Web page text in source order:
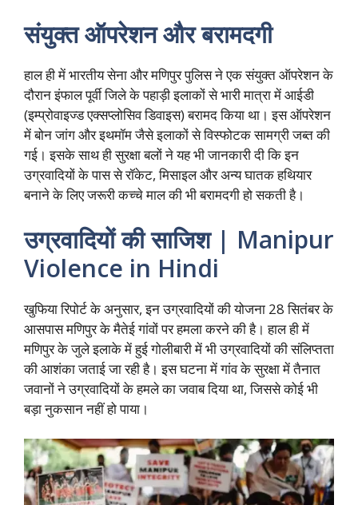
संयुक्त ऑपरेशन और बरामदगी
हाल ही में भारतीय सेना और मणिपुर पुलिस ने एक संयुक्त ऑपरेशन के
दौरान इंफाल पूर्वी जिले के पहाड़ी इलाकों से भारी मात्रा में आईडी
(इम्प्रोवाइज्ड एक्सप्लोसिव डिवाइस) बरामद किया था। इस ऑपरेशन
में बोन जांग और इथमॉम जैसे इलाकों से विस्फोटक सामग्री जब्त की
गई। इसके साथ ही सुरक्षा बलों ने यह भी जानकारी दी कि इन
उग्रवादियों के पास से रॉकेट, मिसाइल और अन्य घातक हथियार
बनाने के लिए जरूरी कच्चे माल की भी बरामदगी हो सकती है।
उग्रवादियों की साजिश | Manipur
Violence in Hindi
खुफिया रिपोर्ट के अनुसार, इन उग्रवादियों की योजना 28 सितंबर के
आसपास मणिपुर के मैतेई गांवों पर हमला करने की है। हाल ही में
मणिपुर के जुले इलाके में हुई गोलीबारी में भी उग्रवादियों की संलिप्तता
की आशंका जताई जा रही है। इस घटना में गांव के सुरक्षा में तैनात
जवानों ने उग्रवादियों के हमले का जवाब दिया था, जिससे कोई भी
बड़ा नुकसान नहीं हो पाया।